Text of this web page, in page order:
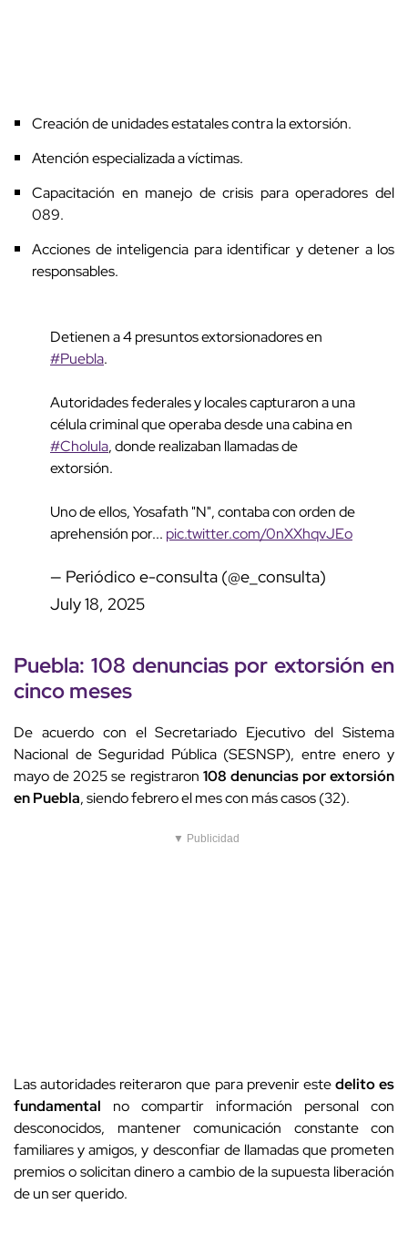
Creación de unidades estatales contra la extorsión.
Atención especializada a víctimas.
Capacitación en manejo de crisis para operadores del
089.
Acciones de inteligencia para identificar y detener a los
responsables.
Detienen a 4 presuntos extorsionadores en
#Puebla.
Autoridades federales y locales capturaron a una
célula criminal que operaba desde una cabina en
#Cholula, donde realizaban llamadas de
extorsión.
Uno de ellos, Yosafath "N", contaba con orden de
aprehensión por... pic.twitter.com/0nXXhqvJEo
— Periódico e-consulta (@e_consulta)
July 18, 2025
Puebla: 108 denuncias por extorsión en
cinco meses
De acuerdo con el Secretariado Ejecutivo del Sistema
Nacional de Seguridad Pública (SESNSP), entre enero y
mayo de 2025 se registraron 108 denuncias por extorsión
en Puebla, siendo febrero el mes con más casos (32).
▼ Publicidad
Las autoridades reiteraron que para prevenir estedelito es
fundamental no compartir información personal con
desconocidos, mantener comunicación constante con
familiares y amigos, y desconfiar de llamadas que prometen
premios o solicitan dinero a cambio de la supuesta liberación
de un ser querido.